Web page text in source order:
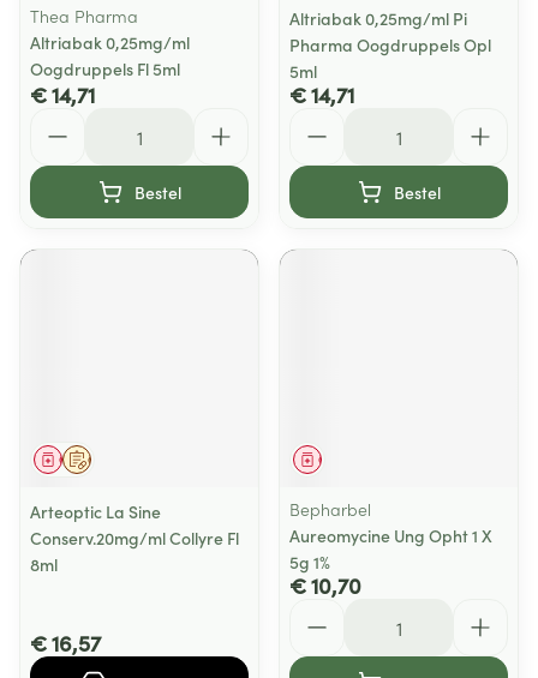
Thea Pharma
Altriabak 0,25mg/ml
Oogdruppels Fl 5ml
€ 14,71
Bestel
Altriabak 0,25mg/ml Pi
Pharma Oogdruppels Opl
5ml
€ 14,71
Bestel
Op voorschrift
Geneesmiddel
Arteoptic La Sine
Conserv.20mg/ml Collyre Fl
8ml
€ 16,57
Geneesmiddel
Bepharbel
Aureomycine Ung Opht 1 X
5g 1%
€ 10,70